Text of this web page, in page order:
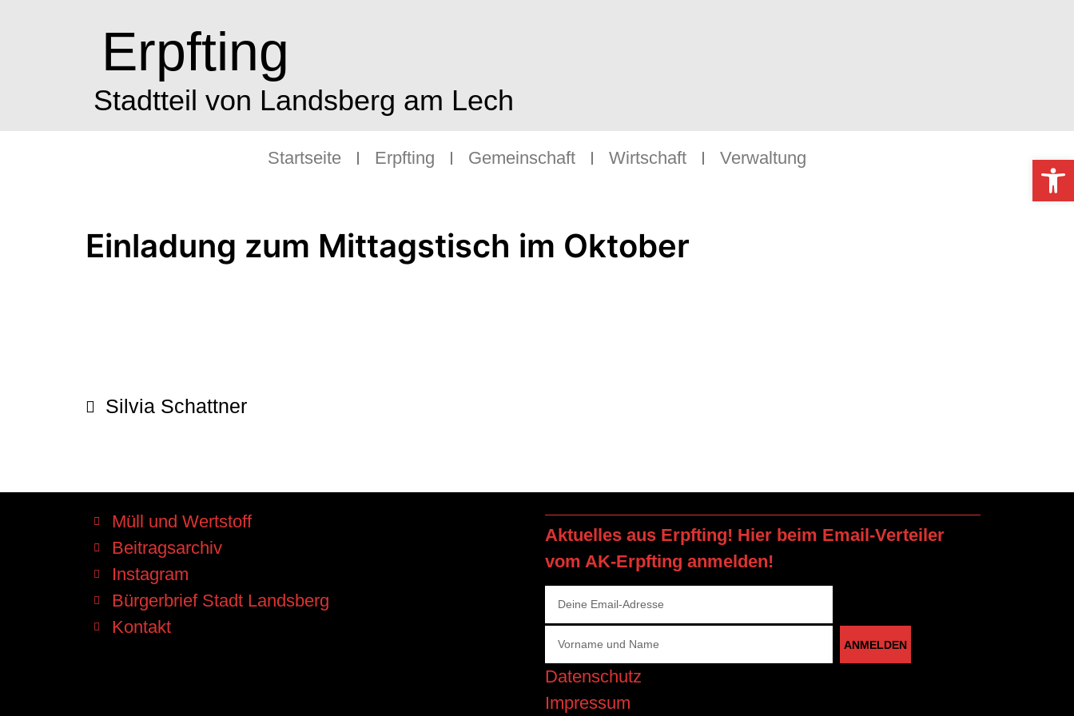
Erpfting
Stadtteil von Landsberg am Lech
Startseite Erpfting Gemeinschaft Wirtschaft Verwaltung
Einladung zum Mittagstisch im Oktober
Silvia Schattner
Müll und Wertstoff
Beitragsarchiv
Instagram
Bürgerbrief Stadt Landsberg
Kontakt
Aktuelles aus Erpfting! Hier beim Email-Verteiler
vom AK-Erpfting anmelden!
ANMELDEN
Datenschutz
Impressum